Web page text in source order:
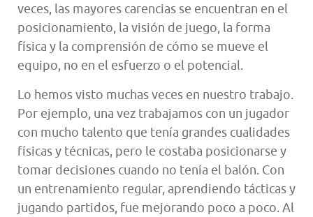
veces, las mayores carencias se encuentran en el
posicionamiento, la visión de juego, la forma
física y la comprensión de cómo se mueve el
equipo, no en el esfuerzo o el potencial.
Lo hemos visto muchas veces en nuestro trabajo.
Por ejemplo, una vez trabajamos con un jugador
con mucho talento que tenía grandes cualidades
físicas y técnicas, pero le costaba posicionarse y
tomar decisiones cuando no tenía el balón. Con
un entrenamiento regular, aprendiendo tácticas y
jugando partidos, fue mejorando poco a poco. Al